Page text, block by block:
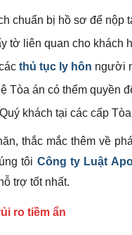
chuẩn bị hồ sơ để nộp
tờ liên quan cho khách
thủ tục ly hôn người
Tòa án có thểm quyền
khách tại các cấp
thắc mắc thêm về
tôi Công ty Luật
trợ tốt nhất.
ro tiềm ẩn